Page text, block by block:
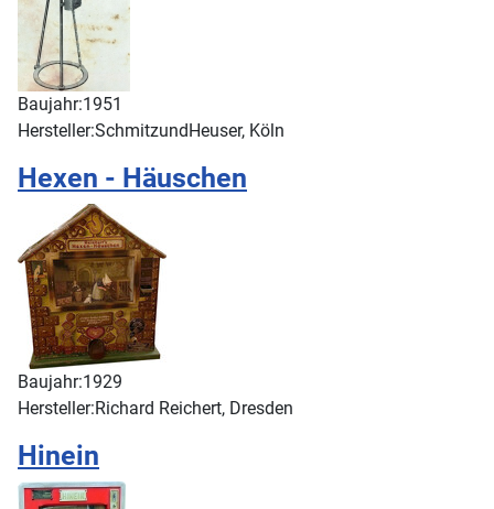
Baujahr:1951
Hersteller:SchmitzundHeuser, Köln
Hexen - Häuschen
Baujahr:1929
Hersteller:Richard Reichert, Dresden
Hinein